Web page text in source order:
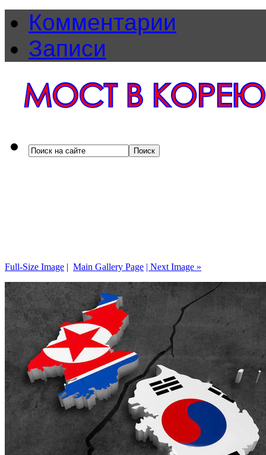
Комментарии
Записи
Full-Size Image | Main Gallery Page | Next Image »